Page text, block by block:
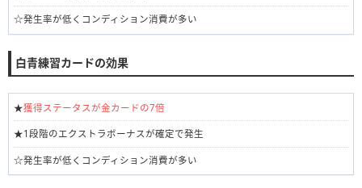
☆発生率が低くコンディション消費が多い
白青練習カードの効果
★獲得ステータスが金カードの7倍
★1段階のエクストラボーナスが確定で発生
☆発生率が低くコンディション消費が多い